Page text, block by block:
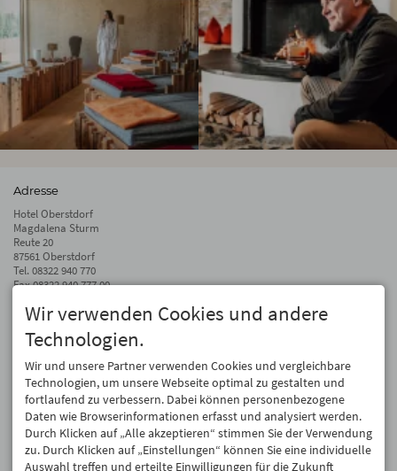
Adresse
Hotel Oberstdorf
Magdalena Sturm
Reute 20
87561 Oberstdorf
Tel. 08322 940 770
Fax 08322 940 777 00
info@hotel-oberstdorf.de
Auf dem Laufenden bleiben
Wir geben Ihre E-Mail-Adresse nicht weiter. Wir mögen auch keinen Spam.
Versprochen! Eine Abmeldung ist jederzeit möglich.
Anmelden
Wir verwenden Cookies und andere
Technologien.
Wir und unsere Partner verwenden Cookies und vergleichbare
Technologien, um unsere Webseite optimal zu gestalten und
fortlaufend zu verbessern. Dabei können personenbezogene
Daten wie Browserinformationen erfasst und analysiert werden.
Durch Klicken auf „Alle akzeptieren“ stimmen Sie der Verwendung
zu. Durch Klicken auf „Einstellungen“ können Sie eine individuelle
Auswahl treffen und erteilte Einwilligungen für die Zukunft